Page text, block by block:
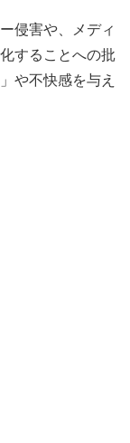
侵害や、メディ
することへの批
や不快感を与え